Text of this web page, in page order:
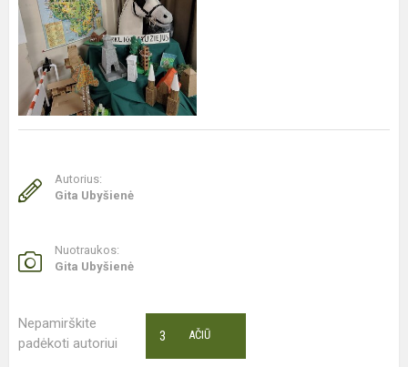
Autorius:
Gita Ubyšienė
Nuotraukos:
Gita Ubyšienė
Nepamirškite
padėkoti autoriui
AČIŪ
3